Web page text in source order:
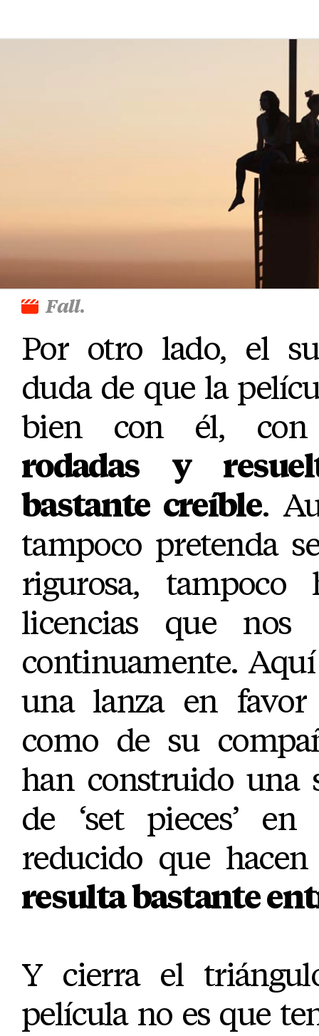
Fall.
Por otro lado, el
duda de que la
bien con él,
rodadas y
bastante creíble.
tampoco pretenda
rigurosa, tampoco
licencias que nos
continuamente.
una lanza en
como de su
han construido una
de ‘set pieces’
reducido que
resulta bastante
Y cierra el
película no es que